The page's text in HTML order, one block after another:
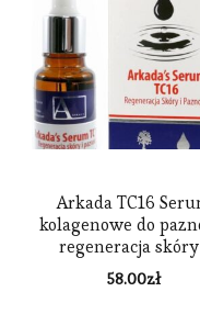
Arkada TC16
kolagenowe do
regeneracja
paznokci 11 ml
58.00zł